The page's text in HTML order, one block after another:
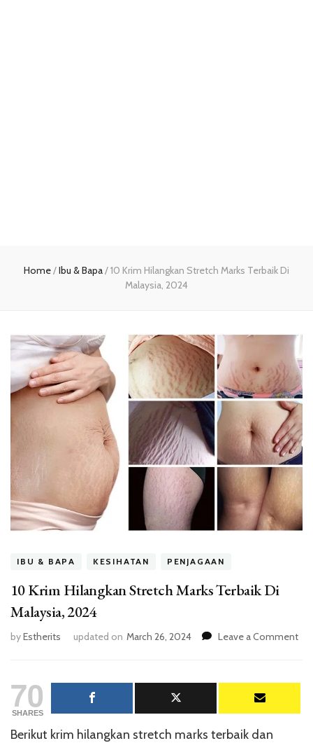
Home/Ibu & Bapa/10 Krim Hilangkan Stretch Marks Terbaik Di
Malaysia, 2024
IBU & BAPA KESIHATAN PENJAGAAN
10 Krim Hilangkan Stretch Marks Terbaik Di
Malaysia, 2024
byEstherits updated on March 26, 2024 Leave a Commenton
70
SHARES
Berikut krim hilangkan stretch marks terbaik dan